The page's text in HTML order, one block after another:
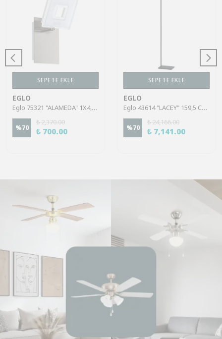
SEPETE EKLE
EGLO
Eglo 75321 "ALAMEDA" 1X4,5W Çelik Nikel Mat Sıva Üstü Spot
%70
₺ 2,370.00
₺ 700.00
SEPETE EKLE
EGLO
Eglo 43614 "LACEY" 159,5 Cm Yüksekliğinde Çelik, Ahşap Köşe Lambası Lambader
%70
₺ 24,166.00
₺ 7,141.00